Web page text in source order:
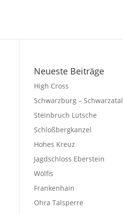
Neueste Beiträge
High Cross
Schwarzburg – Schwarzatal
Steinbruch Lütsche
Schloßbergkanzel
Hohes Kreuz
Jagdschloss Eberstein
Wölfis
Frankenhain
Ohra Talsperre